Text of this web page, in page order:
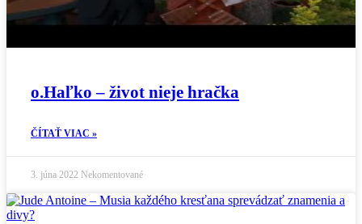
o.Haľko – život nieje hračka
ČÍTAŤ VIAC »
3. júna 2022 Nekomentované